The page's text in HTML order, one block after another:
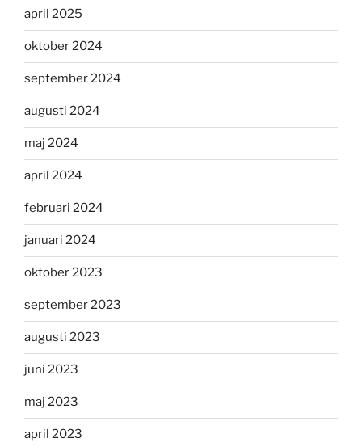
april 2025
oktober 2024
september 2024
augusti 2024
maj 2024
april 2024
februari 2024
januari 2024
oktober 2023
september 2023
augusti 2023
juni 2023
maj 2023
april 2023